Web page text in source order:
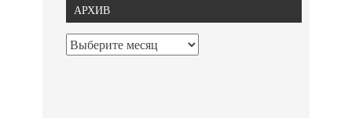
АРХИВ